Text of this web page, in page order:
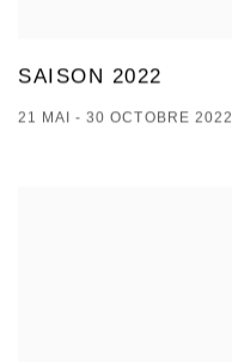
SAISON 2022
21 MAI - 30 OCTOBRE 2022